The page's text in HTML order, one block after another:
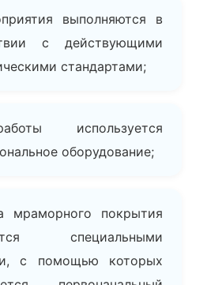
выполняются в
с действующими
стандартами;
используется
оборудование;
мраморного покрытия
специальными
с помощью которых